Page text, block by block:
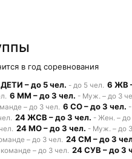
в год соревнования
– до 5 чел. - до 5 чел. 6 ЖВ
6 ММ – до 3 чел. - Муж. – до 3
– до 3 чел. 6 СО – до 3 чел.
24 ЖСВ – до 3 чел. - Жен. – до
24 МО – до 3 чел. - Муж. – до
– до 3 чел. 24 СМ – до 3
– до 3 чел. 24 СУВ – до 3